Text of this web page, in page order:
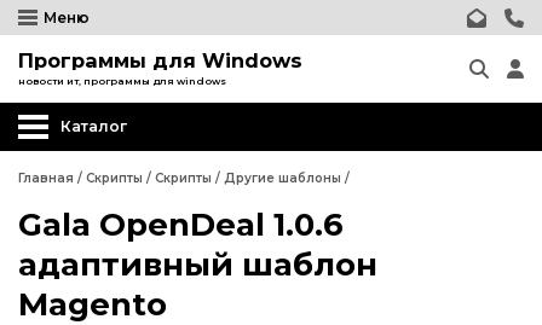
Меню
Программы для Windows
новости ит, программы для windows
Каталог
Главная / Скрипты / Скрипты / Другие шаблоны /
Gala OpenDeal 1.0.6
адаптивный шаблон
Magento
Wordpress
Joomla